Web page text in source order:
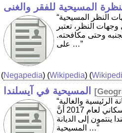
المسيحية للفقر والغنى
“هناك مجموعة متنوعة من وجهات النظر المسيحية
النظر، تعتبر
وحتى مكافحته.
على …”
(Negapedia) (Wikipedia) (
المسيحية في آيسلندا [
“المسيحية في أيسلندا هي الديانة الرئيسية والغالبة
إذ تفيد إحصائيات التعداد السكاني لعام 2017 أنَّ
ينتمون إلى الديانة
المسيحية …”